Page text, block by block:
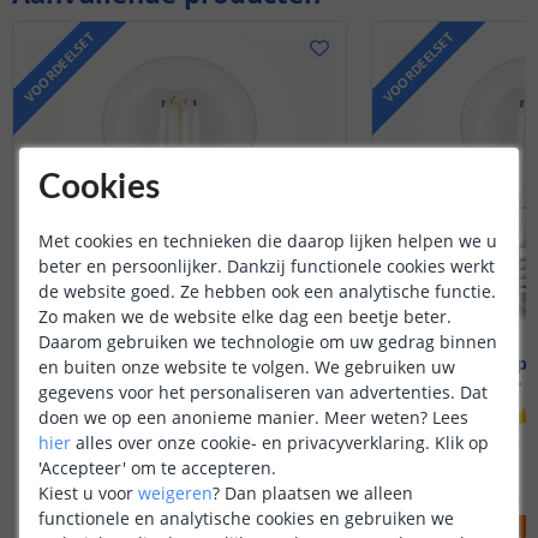
VOORDEELSET
Wifi lamp - E27 fitting
7 watt - Dual white
(1 reviews)
OP VOORRAAD 62,85 59
VOORDEELSET
Wifi lamp
7 watt -
Cookies
Met cookies en technieken die daarop lijken helpen we u
beter en persoonlijker. Dankzij functionele cookies werkt
de website goed. Ze hebben ook een analytische functie.
Zo maken we de website elke dag een beetje beter.
Daarom gebruiken we technologie om uw gedrag binnen
en buiten onze website te volgen. We gebruiken uw
gegevens voor het personaliseren van advertenties. Dat
doen we op een anonieme manier. Meer weten? Lees
hier alles over onze cookie- en privacyverklaring. Klik op
'Accepteer' om te accepteren.
Kiest u voor weigeren? Dan plaatsen we alleen
functionele en analytische cookies en gebruiken we